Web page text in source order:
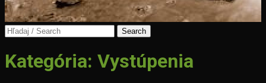
Search
Kategória: Vystúpenia